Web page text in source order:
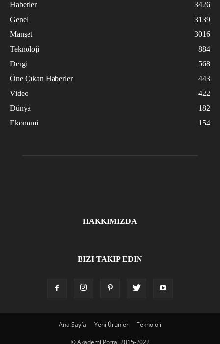
Haberler
3426
Genel
3139
Manşet
3016
Teknoloji
884
Dergi
568
Öne Çıkan Haberler
443
Video
422
Dünya
182
Ekonomi
154
HAKKIMIZDA
BIZI TAKIP EDIN
Ana Sayfa Yeni Ürünler Teknoloji
© Akademi Portal 2015-2022